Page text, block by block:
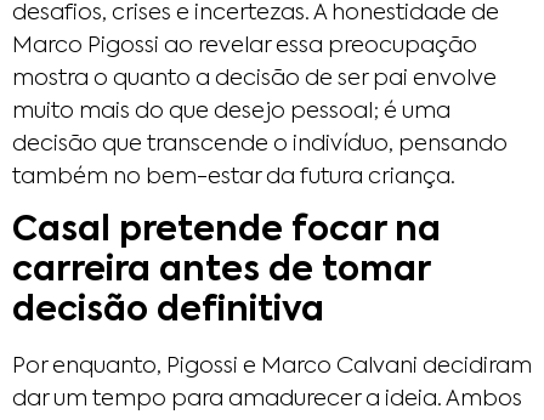
desafios, crises e incertezas. A honestidade de
Marco Pigossi ao revelar essa preocupação
mostra o quanto a decisão de ser pai envolve
muito mais do que desejo pessoal; é uma
decisão que transcende o indivíduo, pensando
também no bem-estar da futura criança.
Casal pretende focar na
carreira antes de tomar
decisão definitiva
Por enquanto, Pigossi e Marco Calvani decidiram
dar um tempo para amadurecer a ideia. Ambos